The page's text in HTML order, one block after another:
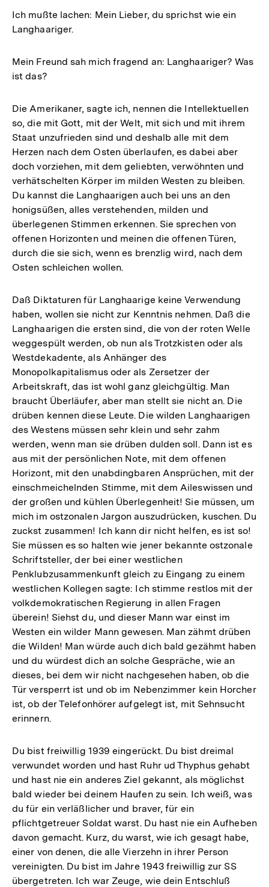
Ich mußte lachen: Mein Lieber, du sprichst wie ein
Langhaariger.
Mein Freund sah mich fragend an: Langhaariger? Was
ist das?
Die Amerikaner, sagte ich, nennen die Intellektuellen
so, die mit Gott, mit der Welt, mit sich und mit ihrem
Staat unzufrieden sind und deshalb alle mit dem
Herzen nach dem Osten überlaufen, es dabei aber
doch vorziehen, mit dem geliebten, verwöhnten und
verhätschelten Körper im milden Westen zu bleiben.
Du kannst die Langhaarigen auch bei uns an den
honigsüßen, alles verstehenden, milden und
überlegenen Stimmen erkennen. Sie sprechen von
offenen Horizonten und meinen die offenen Türen,
durch die sie sich, wenn es brenzlig wird, nach dem
Osten schleichen wollen.
Daß Diktaturen für Langhaarige keine Verwendung
haben, wollen sie nicht zur Kenntnis nehmen. Daß die
Langhaarigen die ersten sind, die von der roten Welle
weggespült werden, ob nun als Trotzkisten oder als
Westdekadente, als Anhänger des
Monopolkapitalismus oder als Zersetzer der
Arbeitskraft, das ist wohl ganz gleichgültig. Man
braucht Überläufer, aber man stellt sie nicht an. Die
drüben kennen diese Leute. Die wilden Langhaarigen
des Westens müssen sehr klein und sehr zahm
werden, wenn man sie drüben dulden soll. Dann ist es
aus mit der persönlichen Note, mit dem offenen
Horizont, mit den unabdingbaren Ansprüchen, mit der
einschmeichelnden Stimme, mit dem Aileswissen und
der großen und kühlen Überlegenheit! Sie müssen, um
mich im ostzonalen Jargon auszudrücken, kuschen. Du
zuckst zusammen! Ich kann dir nicht helfen, es ist so!
Sie müssen es so halten wie jener bekannte ostzonale
Schriftsteller, der bei einer westlichen
Penklubzusammenkunft gleich zu Eingang zu einem
westlichen Kollegen sagte: Ich stimme restlos mit der
volkdemokratischen Regierung in allen Fragen
überein! Siehst du, und dieser Mann war einst im
Westen ein wilder Mann gewesen. Man zähmt drüben
die Wilden! Man würde auch dich bald gezähmt haben
und du würdest dich an solche Gespräche, wie an
dieses, bei dem wir nicht nachgesehen haben, ob die
Tür versperrt ist und ob im Nebenzimmer kein Horcher
ist, ob der Telefonhörer aufgelegt ist, mit Sehnsucht
erinnern.
Du bist freiwillig 1939 eingerückt. Du bist dreimal
verwundet worden und hast Ruhr ud Thyphus gehabt
und hast nie ein anderes Ziel gekannt, als möglichst
bald wieder bei deinem Haufen zu sein. Ich weiß, was
du für ein verläßlicher und braver, für ein
pflichtgetreuer Soldat warst. Du hast nie ein Aufheben
davon gemacht. Kurz, du warst, wie ich gesagt habe,
einer von denen, die alle Vierzehn in ihrer Person
vereinigten. Du bist im Jahre 1943 freiwillig zur SS
übergetreten. Ich war Zeuge, wie dein Entschluß